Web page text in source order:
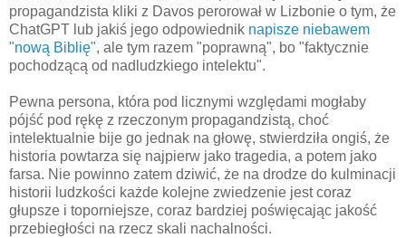
propagandzista kliki z Davos perorował w Lizbonie o tym, że
ChatGPT lub jakiś jego odpowiednik napisze niebawem
"nową Biblię", ale tym razem "poprawną", bo "faktycznie
pochodzącą od nadludzkiego intelektu".
Pewna persona, która pod licznymi względami mogłaby
pójść pod rękę z rzeczonym propagandzistą, choć
intelektualnie bije go jednak na głowę, stwierdziła ongiś, że
historia powtarza się najpierw jako tragedia, a potem jako
farsa. Nie powinno zatem dziwić, że na drodze do kulminacji
historii ludzkości każde kolejne zwiedzenie jest coraz
głupsze i toporniejsze, coraz bardziej poświęcając jakość
przebiegłości na rzecz skali nachalności.